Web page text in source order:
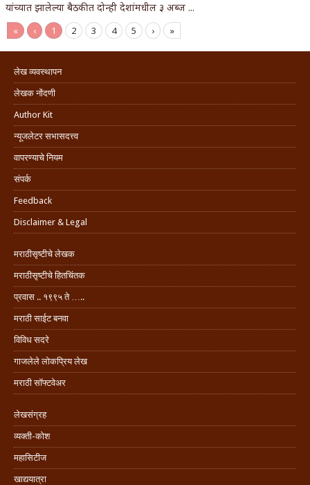
यांच्यात झालेल्या बैठकीत दोन्ही देशांमधील ३ अब्ज ...
« ‹ 1 2 3 4 5 › »
लेख व्यवस्थापन
लेखक नोंदणी
Author Kit
न्यूजलेटर सभासदत्त्व
वापरण्याचे नियम
संपर्क
Feedback
Disclaimer & Legal
मराठीसृष्टीचे लेखक
मराठीसृष्टीचे हितचिंतक
प्रवास .. १९९५ ते …..
मराठी साईट बनवा
विविध सदरे
गाजलेले लोकप्रिय लेख
मराठी सॉफ्टवेअर
लेखसंग्रह
व्यक्ती-कोश
महासिटीज
खाद्ययात्रा